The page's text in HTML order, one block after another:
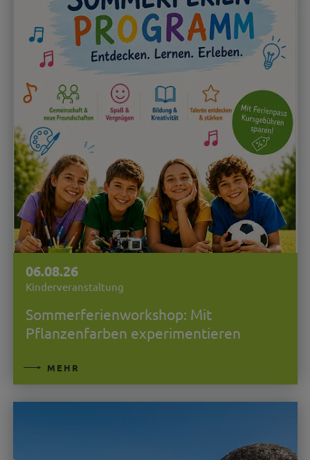
06.08.26
Kinderveranstaltung
Sommerferienworkshop: Mit
Pflanzenfarben experimentieren
MEHR